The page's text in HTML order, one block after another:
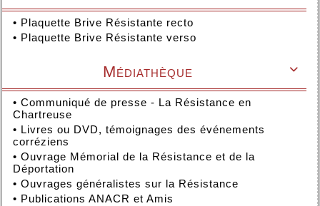
• Plaquette Brive Résistante recto
• Plaquette Brive Résistante verso

Médiathèque
• Communiqué de presse - La Résistance en
Chartreuse
• Livres ou DVD, témoignages des événements
corréziens
• Ouvrage Mémorial de la Résistance et de la
Déportation
• Ouvrages généralistes sur la Résistance
• Publications ANACR et Amis